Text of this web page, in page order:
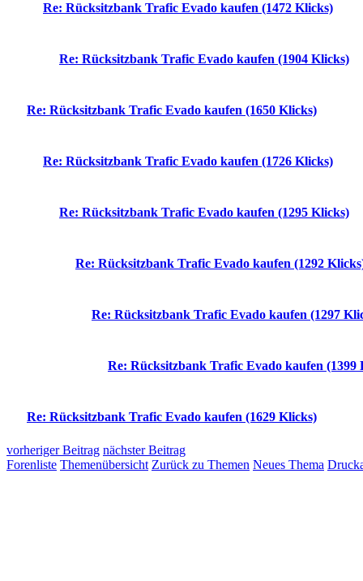
Re: Rücksitzbank Trafic Evado kaufen (1472 Klicks)
Re: Rücksitzbank Trafic Evado kaufen (1904 Klicks)
Re: Rücksitzbank Trafic Evado kaufen (1650 Klicks)
Re: Rücksitzbank Trafic Evado kaufen (1726 Klicks)
Re: Rücksitzbank Trafic Evado kaufen (1295 Klicks)
Re: Rücksitzbank Trafic Evado kaufen (1292
Re: Rücksitzbank Trafic Evado kaufen (1297
Re: Rücksitzbank Trafic Evado kaufen (1399
Re: Rücksitzbank Trafic Evado kaufen (1629 Klicks)
vorheriger Beitrag nächster Beitrag
Forenliste Themenübersicht Zurück zu Themen Neues Thema